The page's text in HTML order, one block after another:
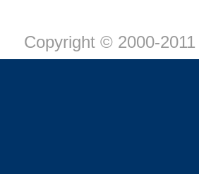
Copyright © 2000-